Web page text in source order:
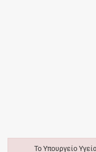
Το Υπουργείο